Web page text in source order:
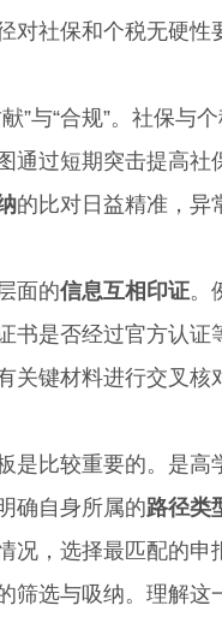
对社保和个税无硬性
与“合规”。社保与
通过短期突击提高
的比对日益精准，异
面的信息互相印证。
书是否经过官方认
键材料进行交叉核
比较重要的。是高
确自身所属的路径类
，选择最匹配的申
选与吸纳。理解这